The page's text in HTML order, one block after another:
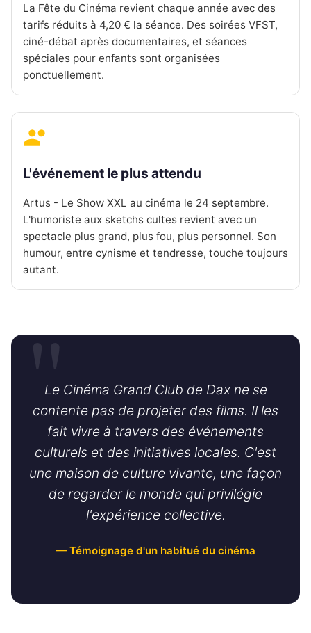
La Fête du Cinéma revient chaque année avec des
tarifs réduits à 4,20 € la séance. Des soirées VFST,
ciné-débat après documentaires, et séances
spéciales pour enfants sont organisées
ponctuellement.
L'événement le plus attendu
Artus - Le Show XXL au cinéma le 24 septembre.
L'humoriste aux sketchs cultes revient avec un
spectacle plus grand, plus fou, plus personnel. Son
humour, entre cynisme et tendresse, touche toujours
autant.
Le Cinéma Grand Club de Dax ne se
contente pas de projeter des films. Il les
fait vivre à travers des événements
culturels et des initiatives locales. C'est
une maison de culture vivante, une façon
de regarder le monde qui privilégie
l'expérience collective.
— Témoignage d'un habitué du cinéma